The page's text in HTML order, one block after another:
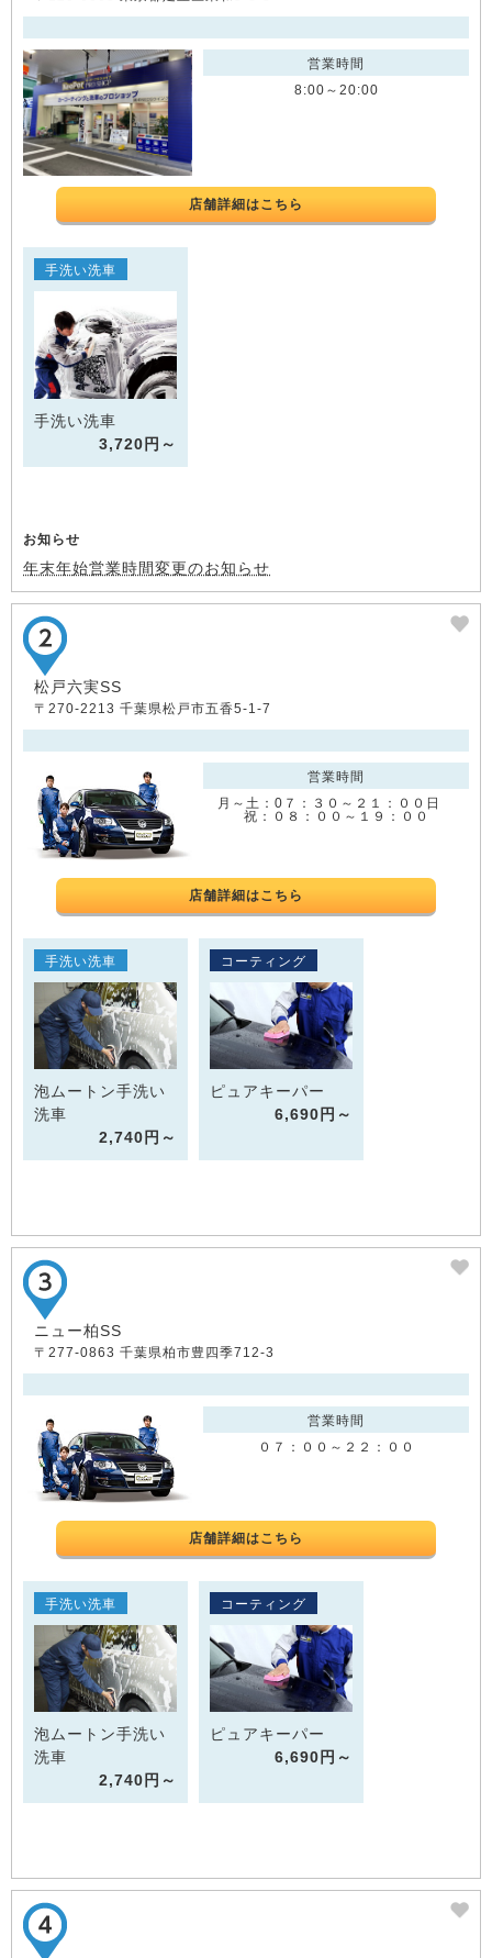
営業時間
8:00～20:00
店舗詳細はこちら
手洗い洗車
手洗い洗車
3,720円～
お知らせ
年末年始営業時間変更のお知らせ
松戸六実SS
〒270-2213 千葉県松戸市五香5-1-7
営業時間
月～土：0７：３０～２１：００日
祝：０８：００～１９：００
店舗詳細はこちら
手洗い洗車
泡ムートン手洗い
洗車
2,740円～
コーティング
ピュアキーパー
6,690円～
ニュー柏SS
〒277-0863 千葉県柏市豊四季712-3
営業時間
０７：００～２２：００
店舗詳細はこちら
手洗い洗車
泡ムートン手洗い
洗車
2,740円～
コーティング
ピュアキーパー
6,690円～